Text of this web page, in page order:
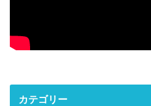
カテゴリー